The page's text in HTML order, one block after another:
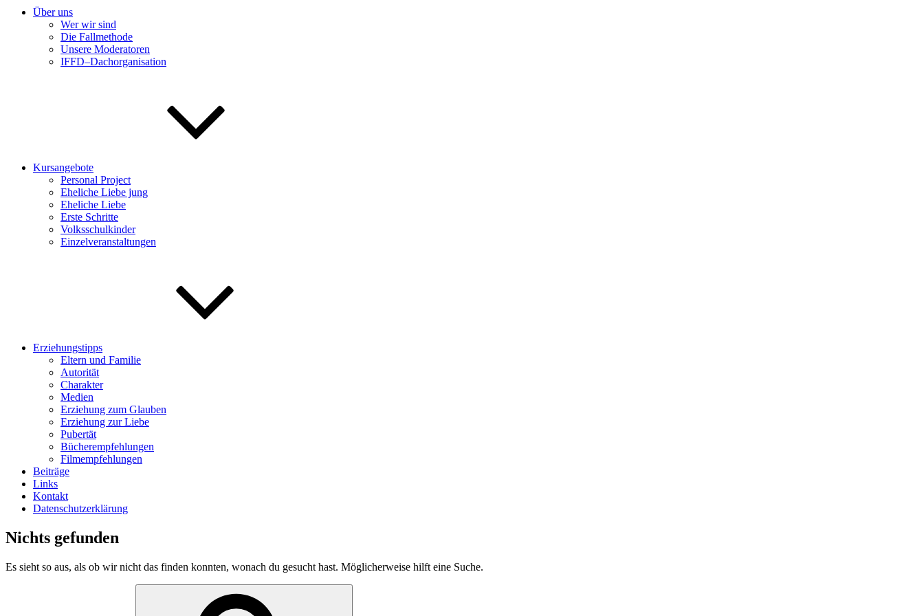
Über uns
Wer wir sind
Die Fallmethode
Unsere Moderatoren
IFFD–Dachorganisation
Kursangebote
Personal Project
Eheliche Liebe jung
Eheliche Liebe
Erste Schritte
Volksschulkinder
Einzelveranstaltungen
Erziehungstipps
Eltern und Familie
Autorität
Charakter
Medien
Erziehung zum Glauben
Erziehung zur Liebe
Pubertät
Bücherempfehlungen
Filmempfehlungen
Beiträge
Links
Kontakt
Datenschutzerklärung
Nichts gefunden
Es sieht so aus, als ob wir nicht das finden konnten, wonach du gesucht hast. Möglicherweise hilft eine Suche.